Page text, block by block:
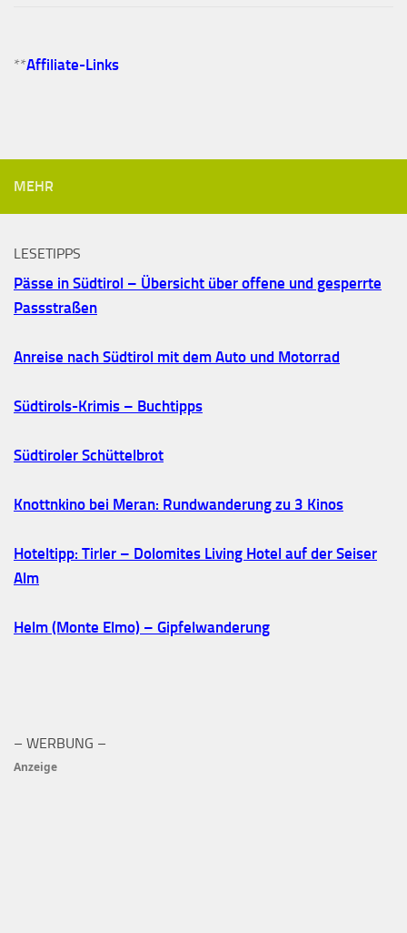
**Affiliate-Links
MEHR
LESETIPPS
Pässe in Südtirol – Übersicht über offene und gesperrte
Passstraßen
Anreise nach Südtirol mit dem Auto und Motorrad
Südtirols-Krimis – Buchtipps
Südtiroler Schüttelbrot
Knottnkino bei Meran: Rundwanderung zu 3 Kinos
Hoteltipp: Tirler – Dolomites Living Hotel auf der Seiser
Alm
Helm (Monte Elmo) – Gipfelwanderung
– WERBUNG –
Anzeige